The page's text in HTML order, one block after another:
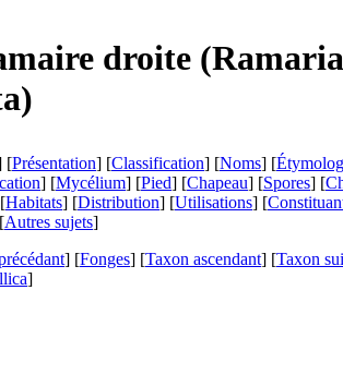
droite (Ramaria
)
[Présentation] [Classification] [Noms] [
] [Mycélium] [Pied] [Chapeau] [Spores] [
Habitats] [Distribution] [Utilisations] [
Autres sujets]
] [Fonges] [Taxon ascendant] [Taxon
]